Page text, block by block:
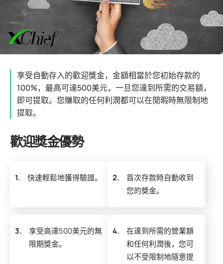
享受自動存入的歡迎獎金，金額相當於您初始存款的
100%，最高可達500美元，一旦您達到所需的交易額，
即可提取。您賺取的任何利潤都可以在閒暇時無限制地
提取。
歡迎獎金優勢
1. 快速輕鬆地獲得驗證。 2.
首次存款時自動收到
您的獎金。
3.
享受高達500美元的無
限期獎金。
4.
在達到所需的營業額
和任何利潤後，您可
以不受限制地隨意提